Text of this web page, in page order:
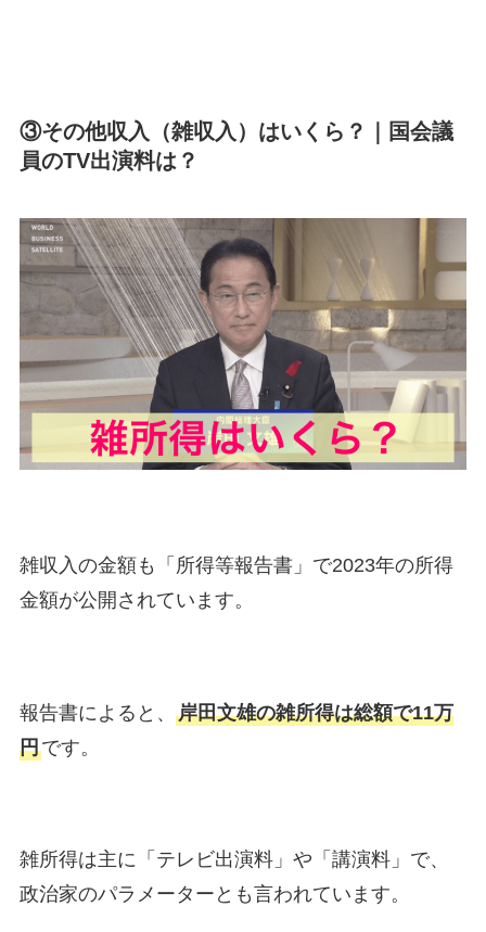
③その他収入（雑収入）はいくら？｜国会議
員のTV出演料は？
雑収入の金額も「所得等報告書」で2023年の所得
金額が公開されています。
報告書によると、 岸田文雄の雑所得は総額で11万
円です。
雑所得は主に「テレビ出演料」や「講演料」で、
政治家のパラメーターとも言われています。